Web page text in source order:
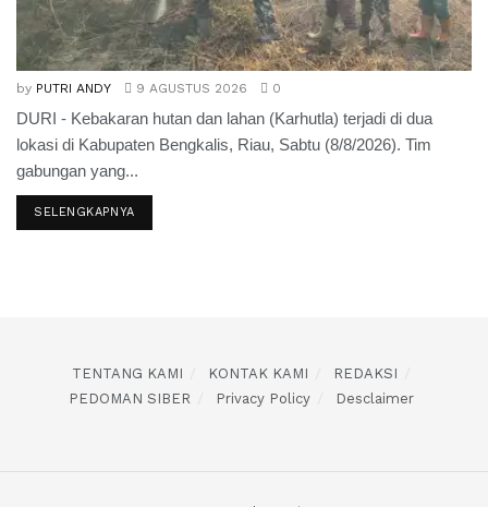
by PUTRI ANDY 9 AGUSTUS 2026 0
DURI - Kebakaran hutan dan lahan (Karhutla) terjadi di dua
lokasi di Kabupaten Bengkalis, Riau, Sabtu (8/8/2026). Tim
gabungan yang...
SELENGKAPNYA
TENTANG KAMI KONTAK KAMI
REDAKSI
PEDOMAN SIBER
Privacy Policy Desclaimer